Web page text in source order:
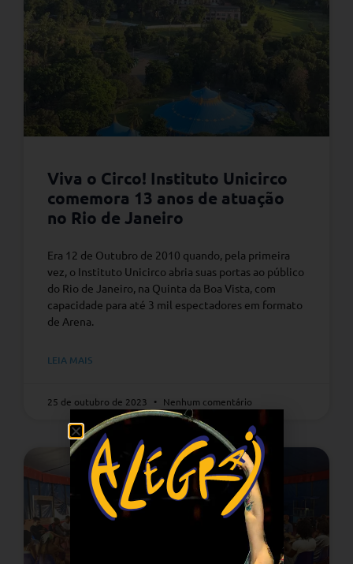
Viva o Circo! Instituto Unicirco
comemora 13 anos de atuação
no Rio de Janeiro
Era 12 de Outubro de 2010 quando, pela primeira
vez, o Instituto Unicirco abria suas portas ao público
do Rio de Janeiro, na Quinta da Boa Vista, com
capacidade para até 3 mil espectadores em formato
de Arena.
LEIA MAIS
25 de outubro de 2023 Nenhum comentário